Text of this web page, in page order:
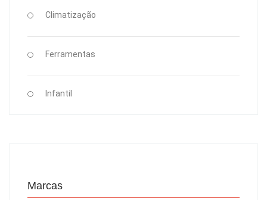
Climatização
Ferramentas
Infantil
Marcas